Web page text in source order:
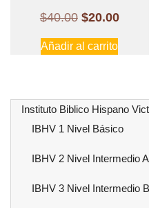
$40.00 El
precio
original
$20.00El
Añadir al carrito
Instituto Biblico Hispano
IBHV 1 Nivel Básico
IBHV 2 Nivel Intermedio A
IBHV 3 Nivel Intermedio B